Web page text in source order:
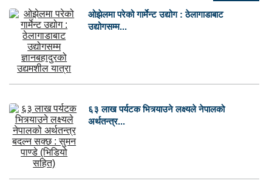
ओझेलमा परेको गार्मेन्ट उद्योग : ठेलागाडाबाट
उद्योगसम्म...
६३ लाख पर्यटक भित्र्याउने लक्ष्यले नेपालको
अर्थतन्त्र...